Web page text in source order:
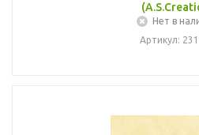
Нет в
Артикул: